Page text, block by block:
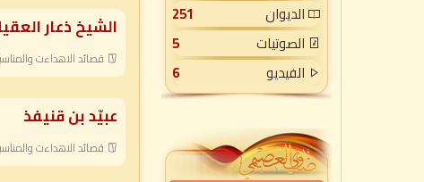
الشيخ ذعار
قصائد الاهداءت
عبيّد بن قنيفذ
قصائد الاهداءت
الديوان
251
الصوتيات
5
الفيديو
6